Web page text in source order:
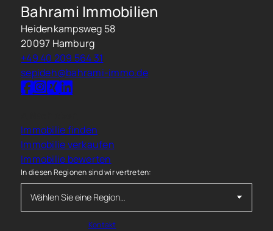
Bahrami Immobilien
Heidenkampsweg 58
20097 Hamburg
+49 40 209 564 31
sepideh@bahrami-immo.de
In diesen Regionen sind wir vertreten:
Immobilie finden
Immobilie verkaufen
Immobilie bewerten
Kontakt